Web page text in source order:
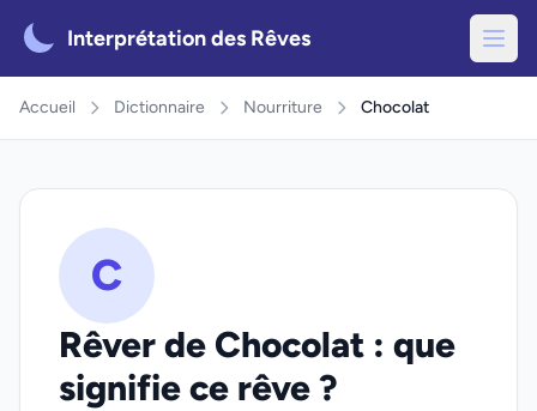
Interprétation des Rêves
Accueil Dictionnaire Nourriture Chocolat
C
Rêver de Chocolat : que
signifie ce rêve ?